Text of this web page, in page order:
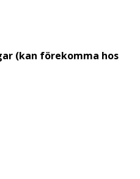
(kan förekomma hos